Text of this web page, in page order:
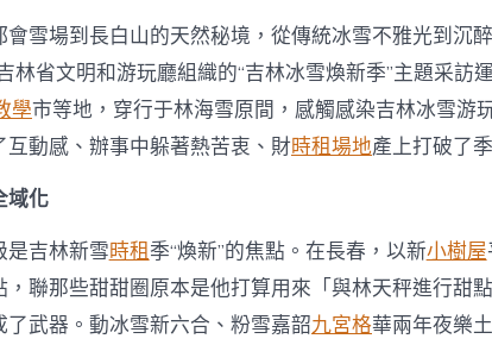
冰
雪
季
吉
林
熱
客
會雪場到長白山的天然秘境，從傳統冰雪不雅光到沉
林省文明和游玩廳組織的“吉林冰雪煥新季”主題采訪
學市等地，穿行于林海雪原間，感觸感染吉林冰雪游
動感、辦事中躲著熱苦衷、財時租場地產上打破了
域化
是吉林新雪時租季“煥新”的焦點。在長春，以新小樹屋
，聯那些甜甜圈原本是他打算用來「與林天秤進行甜
了武器。動冰雪新六合、粉雪嘉韶九宮格華兩年夜樂